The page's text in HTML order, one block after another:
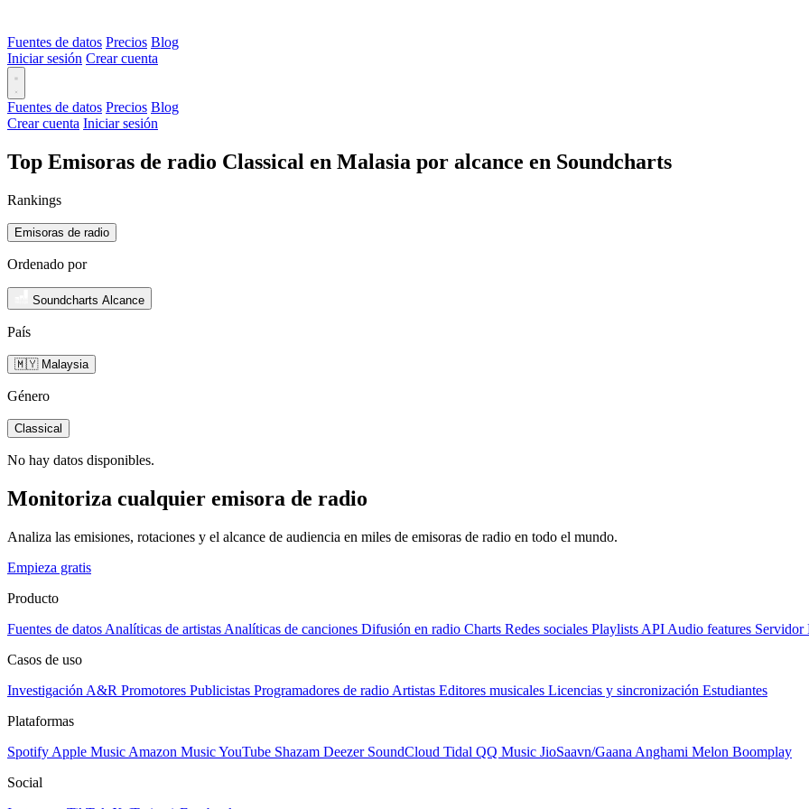
Fuentes de datos Precios Blog
Iniciar sesión Crear cuenta
Fuentes de datos Precios Blog
Crear cuenta Iniciar sesión
Top Emisoras de radio Classical en Malasia por alcance en Soundcharts
Rankings
Emisoras de radio
Ordenado por
Soundcharts Alcance
País
🇲🇾 Malaysia
Género
Classical
No hay datos disponibles.
Monitoriza cualquier emisora de radio
Analiza las emisiones, rotaciones y el alcance de audiencia en miles de emisoras de radio en todo el mundo.
Empieza gratis
Producto
Fuentes de datos Analíticas de artistas Analíticas de canciones Difusión en radio Charts Redes sociales Playlists API Audio features Servidor
Casos de uso
Investigación A&R Promotores Publicistas Programadores de radio Artistas Editores musicales Licencias y sincronización Estudiantes
Plataformas
Spotify Apple Music Amazon MusicYouTube Shazam Deezer SoundCloud Tidal QQ Music JioSaavn/Gaana Anghami Melon Boomplay
Social